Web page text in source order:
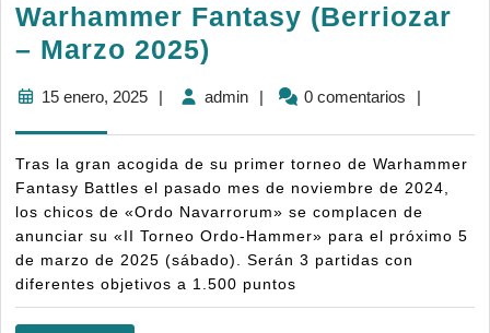
Warhammer Fantasy (Berriozar
– Marzo 2025)
Torneo
Hammer
–
Warhammer
Fantasy
(Berriozar
15 enero, 202515| adminadmin
| 0 comentarios |
Tras la gran acogida de su primer torneo de Warhammer
Fantasy Battles el pasado mes de noviembre de 2024,
los chicos de «Ordo Navarrorum» se complacen de
anunciar su «II Torneo Ordo-Hammer» para el próximo 5
de marzo de 2025 (sábado). Serán 3 partidas con
diferentes objetivos a 1.500 puntos